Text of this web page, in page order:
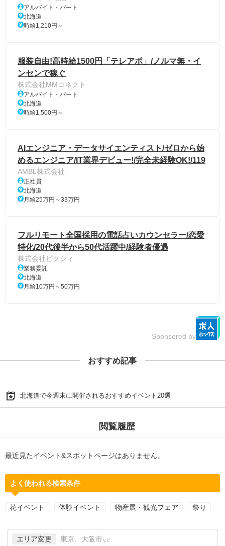
アルバイト・パート
北海道
時給1,210円～
服装自由!高時給1500円「テレアポ」/ノルマ無・イ
ンセンで稼ぐ
株式会社MMコネクト
アルバイト・パート
北海道
時給1,500円～
AIエンジニア・データサイエンティスト/ゼロから始
めるエンジニア/IT業界デビュー!/完全未経験OK!/119
AMBL株式会社
正社員
北海道
月給25万円～33万円
フルリモート全国採用の電話占いカウンセラー/恋愛
特化/20代後半から50代活躍中/経験者優遇
株式会社ピクシィ
業務委託
北海道
月給10万円～50万円
Sponsored by
おすすめ記事
北海道で今週末に開催されるおすすめイベント20選
閲覧履歴
最近見たイベント&スポットページはありません。
よく使われる検索条件
花イベント 体験イベント 物産展・観光フェア 祭り
エリア変更 東京、大阪市 など